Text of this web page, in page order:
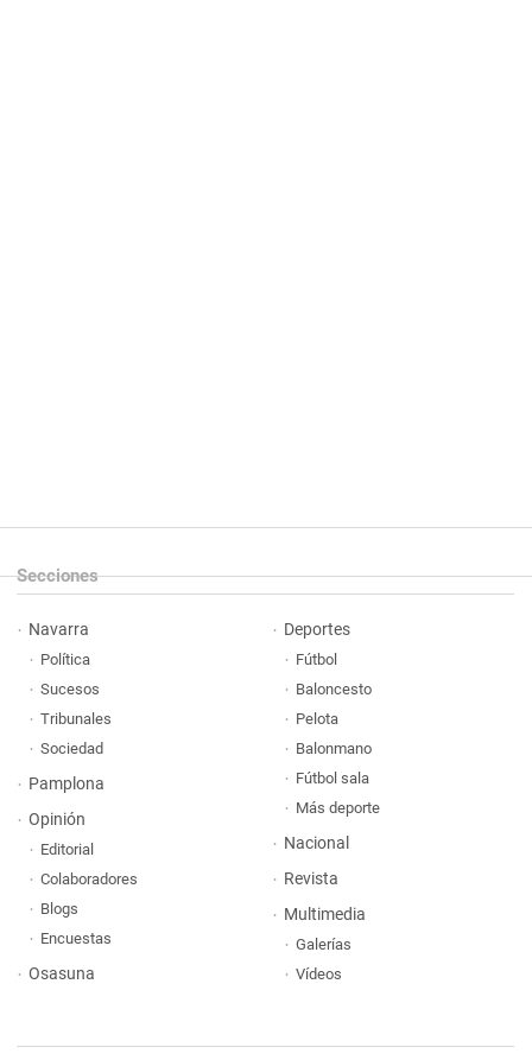
Secciones
Navarra
Política
Sucesos
Tribunales
Sociedad
Pamplona
Opinión
Editorial
Colaboradores
Blogs
Encuestas
Osasuna
Deportes
Fútbol
Baloncesto
Pelota
Balonmano
Fútbol sala
Más deporte
Nacional
Revista
Multimedia
Galerías
Vídeos